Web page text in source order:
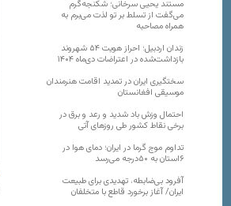
مستند یحیی سرخانی؛ شکنجه‌گرم
می‌گفت از تسلط بر تو لذت می‌برم به
همراه مصاحبه
زندان اردبیل؛ احراز هویت ۵۴ شهروند
بازداشت‌شده در اعتراضات دی‌ماه ۱۴۰۴
سختگیری ایران در تمدید اقامت هنرمندان
موسیقی افغانستان
احتمال وزش باد شدید و رعد و برق در
برخی نقاط کشور طی روزهای آتی
تداوم موج گرما در ایران؛ دمای هوا در
۶استان به ۵۰درجه می‌رسد
آفرود بی‌ضابطه، تهدیدی برای طبیعت
ایران/ آغاز برخورد قاطع با متخلفان